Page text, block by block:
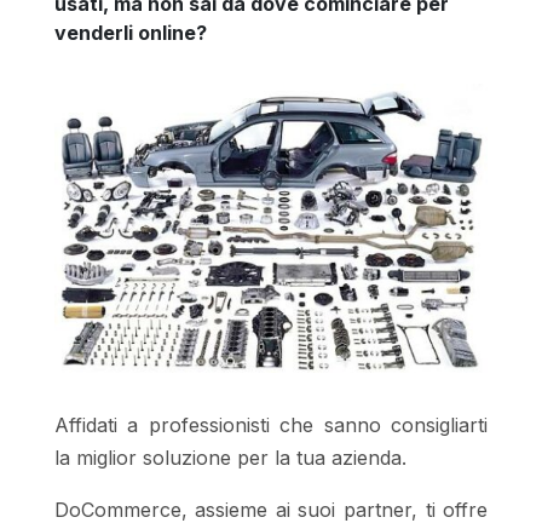
venderli online?
Affidati a professionisti che sanno consigliarti
la miglior soluzione per la tua azienda.
DoCommerce, assieme ai suoi partner, ti offre